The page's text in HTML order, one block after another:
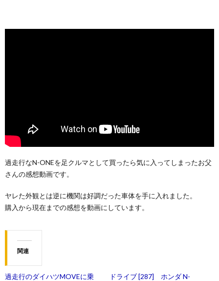
過走行なN-ONEを足クルマとして買ったら気に入ってしまったお父
さんの感想動画です。
ヤレた外観とは逆に機関は好調だった車体を手に入れました。
購入から現在までの感想を動画にしています。
関連
過走行のダイハツMOVEに乗
ドライブ [287] ホンダ N-